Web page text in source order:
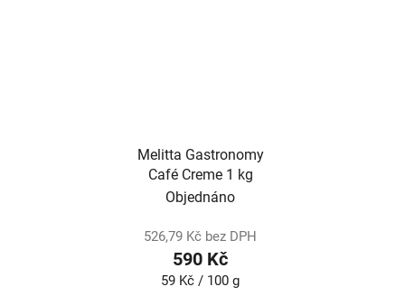
Melitta Gastronomy
Café Creme 1 kg
Objednáno
526,79 Kč bez DPH
590 Kč
Měrná
59 Kč / 100 g